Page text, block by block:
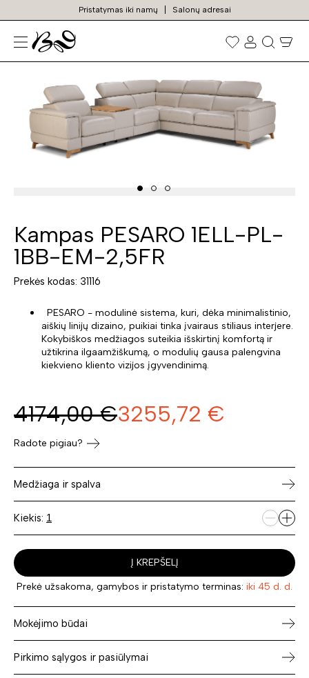
Pristatymas iki namų Salonų adresai
Prekių
paieška
N
Kampas PESARO 1ELL-PL-
1BB-EM-2,5FR
Prekės kodas: 31116
PESARO - modulinė sistema, kuri, dėka minimalistinio,
aiškių linijų dizaino, puikiai tinka įvairaus stiliaus interjere.
Kokybiškos medžiagos suteikia išskirtinį komfortą ir
užtikrina ilgaamžiškumą, o modulių gausa palengvina
kiekvieno kliento vizijos įgyvendinimą.
4174,00 €3255,72 €
Radote pigiau?
Medžiaga ir spalva
Kiekis:
Į KREPŠELĮ
Prekė užsakoma, gamybos ir pristatymo terminas: iki 45 d. d.
Mokėjimo būdai
Pirkimo sąlygos ir pasiūlymai